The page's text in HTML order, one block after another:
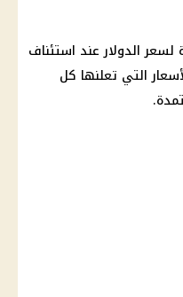
الدولار عند استئناف
التي تعلنها كل